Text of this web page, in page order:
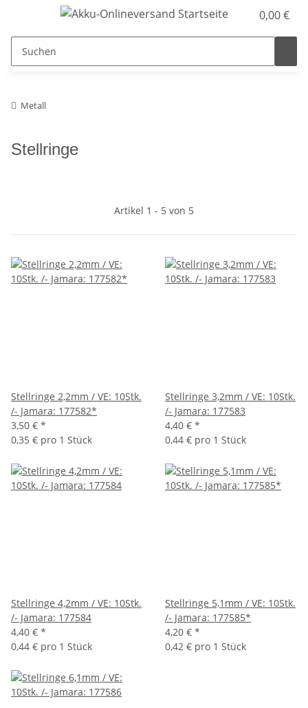
0,00 €
Metall
Stellringe
Artikel 1 - 5 von 5
Stellringe 2,2mm / VE: 10Stk.
/- Jamara: 177582*
3,50 € *
0,35 € pro 1 Stück
Stellringe 3,2mm / VE: 10Stk.
/- Jamara: 177583
4,40 € *
0,44 € pro 1 Stück
Stellringe 4,2mm / VE: 10Stk.
/- Jamara: 177584
4,40 € *
0,44 € pro 1 Stück
Stellringe 5,1mm / VE: 10Stk.
/- Jamara: 177585*
4,20 € *
0,42 € pro 1 Stück